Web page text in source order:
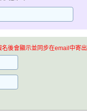
名後會顯示並同步在email中寄出